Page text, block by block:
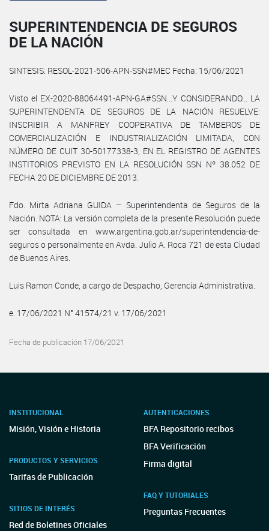
SUPERINTENDENCIA DE SEGUROS
DE LA NACIÓN
SINTESIS: RESOL-2021-506-APN-SSN#MEC Fecha: 15/06/2021
Visto el EX-2020-88064491-APN-GA#SSN...Y CONSIDERANDO... LA
SUPERINTENDENTA DE SEGUROS DE LA NACIÓN RESUELVE:
INSCRIBIR A MANFREY COOPERATIVA DE TAMBEROS DE
COMERCIALIZACIÓN E INDUSTRIALIZACIÓN LIMITADA, CON
NÚMERO DE CUIT 30-50177338-3, EN EL REGISTRO DE AGENTES
INSTITORIOS PREVISTO EN LA RESOLUCIÓN SSN Nº 38.052 DE
FECHA 20 DE DICIEMBRE DE 2013.
Fdo. Mirta Adriana GUIDA – Superintendenta de Seguros de la
Nación. NOTA: La versión completa de la presente Resolución puede
ser consultada en www.argentina.gob.ar/superintendencia-de-
seguros o personalmente en Avda. Julio A. Roca 721 de esta Ciudad
de Buenos Aires.
Luis Ramon Conde, a cargo de Despacho, Gerencia Administrativa.
e. 17/06/2021 N° 41574/21 v. 17/06/2021
Fecha de publicación 17/06/2021
INSTITUCIONAL
Misión, Visión e Historia
PRODUCTOS Y SERVICIOS
Tarifas de Publicación
SITIOS DE INTERÉS
Red de Boletines Oficiales
AUTENTICACIONES
BFA Repositorio recibos
BFA Verificación
Firma digital
FAQ Y TUTORIALES
Preguntas Frecuentes